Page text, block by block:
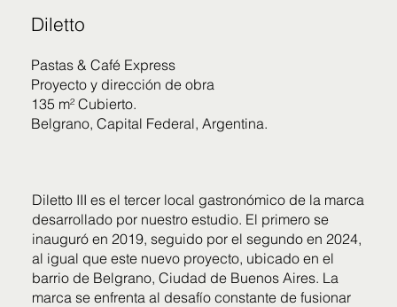
Pastas & Café Express
Proyecto y dirección de obra
135 m² Cubierto.
Belgrano, Capital Federal, Argentina.
Diletto
Diletto III es el tercer local gastronómico de la marca
desarrollado por nuestro estudio. El primero se
inauguró en 2019, seguido por el segundo en 2024,
al igual que este nuevo proyecto, ubicado en el
barrio de Belgrano, Ciudad de Buenos Aires. La
marca se enfrenta al desafío constante de fusionar